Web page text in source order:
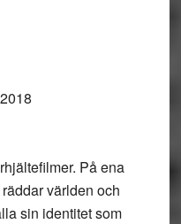
På ena
världen och
sin identitet som